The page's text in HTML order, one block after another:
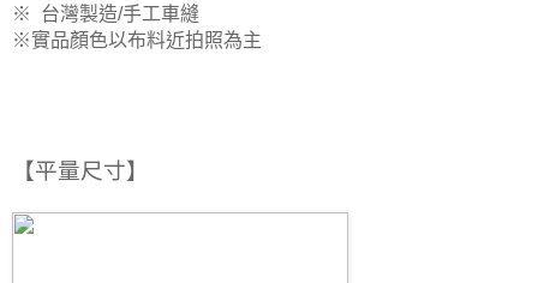
※
台灣製造/手工車縫
※實品顏色以布料近拍照為主
【平量尺寸】